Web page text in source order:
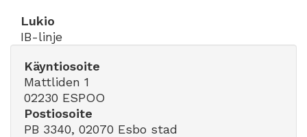
Lukio
IB-linje
Käyntiosoite
Mattliden 1
02230 ESPOO
Postiosoite
PB 3340, 02070 Esbo stad